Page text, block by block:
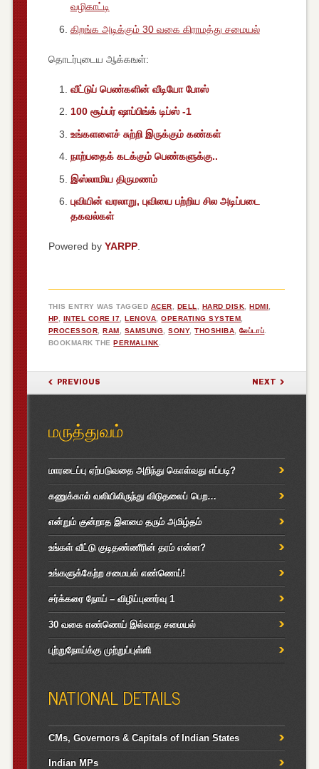
வழிகாட்டி
கிறங்க அடிக்கும் 30 வகை கிராமத்து சமையல்
தொடர்புடைய ஆக்கஙள்:
வீட்டுப் பெண்களின் வீடியோ போஸ்
100 சூப்பர் ஷாப்பிங்க் டிப்ஸ் -1
உங்களளைச் சுற்றி இருக்கும் கண்கள்
நாற்பதைக் கடக்கும் பெண்களுக்கு..
இஸ்லாமிய திருமணம்
புவியின் வரலாறு, புவியை பற்றிய சில அடிப்படை
தகவல்கள்
Powered by YARPP.
THIS ENTRY WAS TAGGED ACER DELL HARD DISK ,HDMI
HP, INTEL CORE I7 ,LENOVA ,OPERATING SYSTEM
PROCESSOR ,RAM SAMSUNG ,SONY,THOSHIBA ,லேப்டாப்
BOOKMARK THEPERMALINK
POST NAVIGATION
PREVIOUS NEXT
மருத்துவம்
மாரடைப்பு ஏற்படுவதை அறிந்து கொள்வது எப்படி?
கணுக்கால் வலியிலிருந்து விடுதலைப் பெற…
என்றும் குன்றாத இளமை தரும் அமிழ்தம்
உங்கள் வீட்டு குடிதண்ணீரின் தரம் என்ன?
உங்களுக்கேற்ற சமையல் எண்ணெய்!
சர்க்கரை நோய் – விழிப்புணர்வு 1
30 வகை எண்ணெய் இல்லாத சமையல்
புற்றுநோய்க்கு முற்றுப்புள்ளி
NATIONAL DETAILS
CMs, Governors & Capitals of Indian States
Indian MPs